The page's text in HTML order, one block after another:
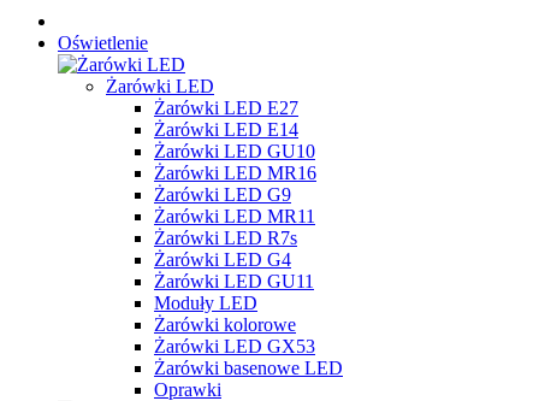
Oświetlenie
Żarówki LED
Żarówki LED E27
Żarówki LED E14
Żarówki LED GU10
Żarówki LED MR16
Żarówki LED G9
Żarówki LED MR11
Żarówki LED R7s
Żarówki LED G4
Żarówki LED GU11
Moduły LED
Żarówki kolorowe
Żarówki LED GX53
Żarówki basenowe LED
Oprawki